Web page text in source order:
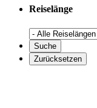
Reiselänge